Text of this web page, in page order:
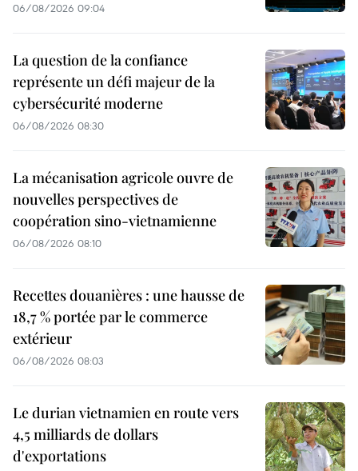
06/08/2026 09:04
La question de la confiance
représente un défi majeur de la
cybersécurité moderne
06/08/2026 08:30
La mécanisation agricole ouvre de
nouvelles perspectives de
coopération sino-vietnamienne
06/08/2026 08:10
Recettes douanières : une hausse de
18,7 % portée par le commerce
extérieur
06/08/2026 08:03
Le durian vietnamien en route vers
4,5 milliards de dollars
d'exportations